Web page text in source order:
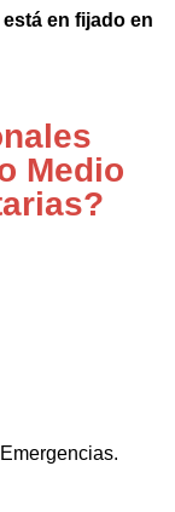
en fijado en
Medio